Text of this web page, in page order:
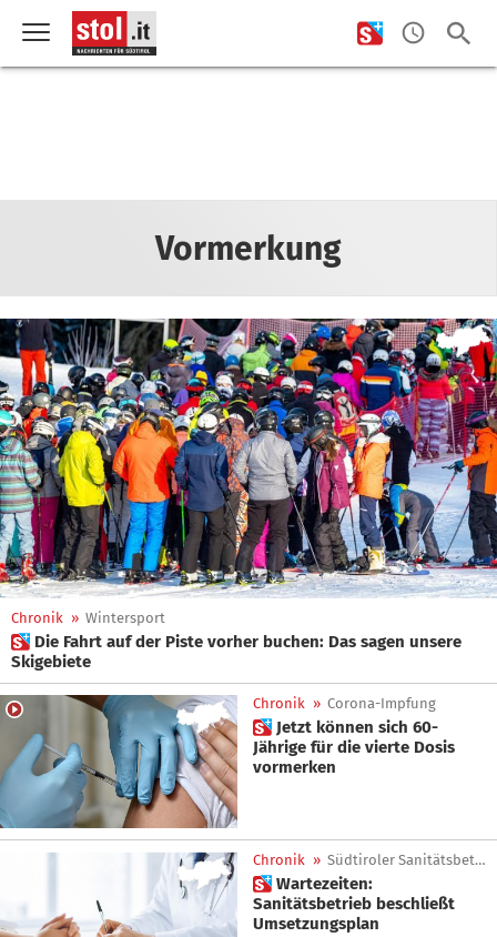
Vormerkung
Chronik » Wintersport
 Die Fahrt auf der Piste vorher buchen: Das sagen unsere
Skigebiete
Chronik » Corona-Impfung
 Jetzt können sich 60-
Jährige für die vierte Dosis
vormerken
Chronik » Südtiroler Sanitätsbetrieb
 Wartezeiten:
Sanitätsbetrieb beschließt
Umsetzungsplan